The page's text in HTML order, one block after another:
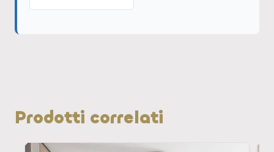
Prodotti correlati